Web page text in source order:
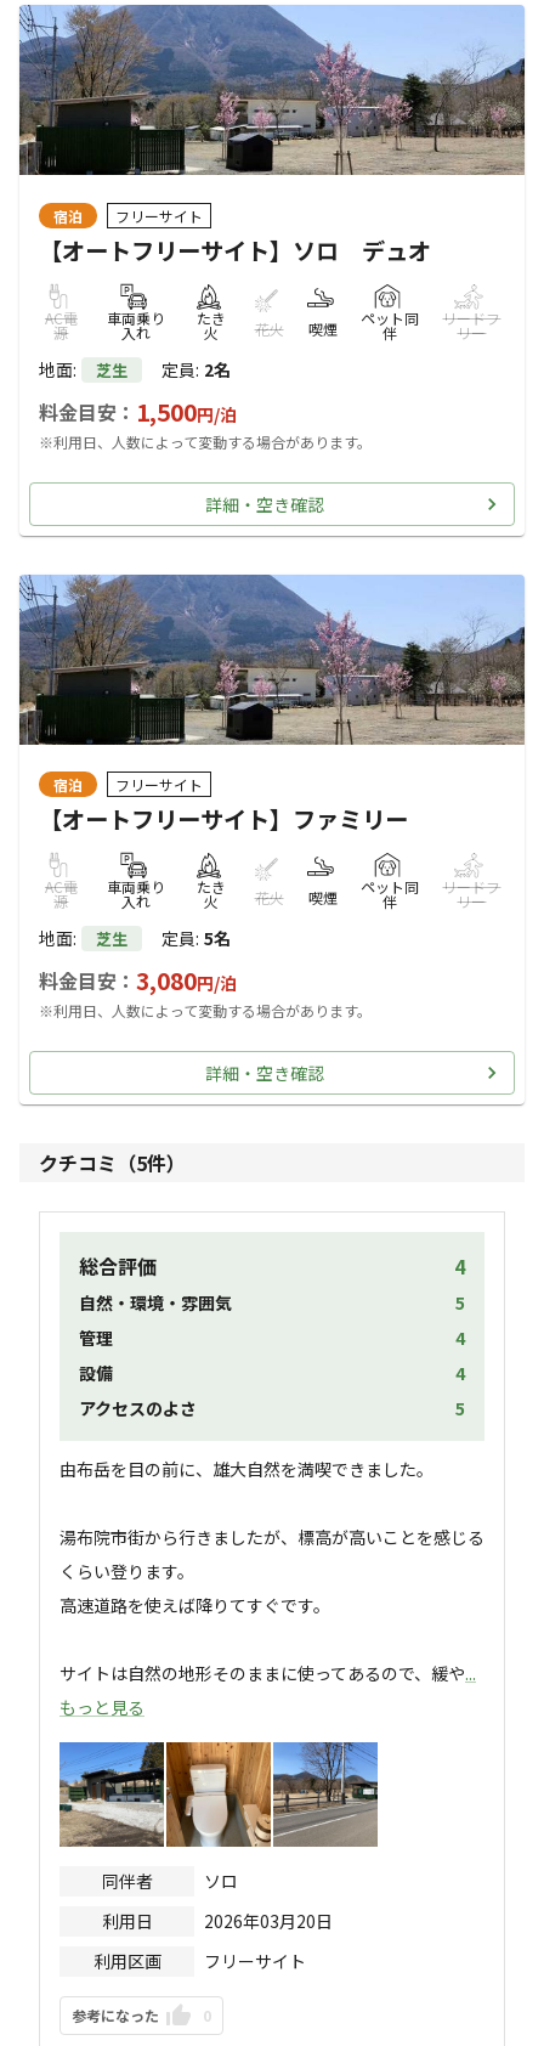
宿泊 フリーサイト
【オートフリーサイト】ソロ デュオ
AC電
源
車両乗り
入れ
たき
火 花火 喫煙
ペット同
伴
リードフ
リー
地面: 芝生 定員: 2名
料金目安： 1,500円/泊
※利用日、人数によって変動する場合があります。
詳細・空き確認
宿泊 フリーサイト
【オートフリーサイト】ファミリー
AC電
源
車両乗り
入れ
たき
火 花火 喫煙
ペット同
伴
リードフ
リー
地面: 芝生 定員: 5名
料金目安： 3,080円/泊
※利用日、人数によって変動する場合があります。
詳細・空き確認
クチコミ（5件）
総合評価 4
自然・環境・雰囲気
5
管理
4
設備
4
アクセスのよさ
5
由布岳を目の前に、雄大自然を満喫できました。
湯布院市街から行きましたが、標高が高いことを感じる
くらい登ります。
高速道路を使えば降りてすぐです。
サイトは自然の地形そのままに使ってあるので、緩や...
もっと見る
同伴者
ソロ
利用日
2026年03月20日
利用区画
フリーサイト
参考になった 0